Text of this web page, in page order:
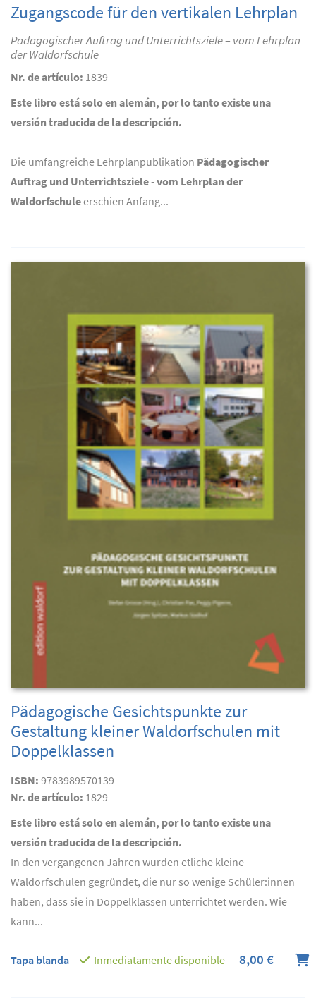
Zugangscode für den vertikalen Lehrplan
Pädagogischer Auftrag und Unterrichtsziele – vom Lehrplan
der Waldorfschule
Nr. de artículo: 1839
Este libro está solo en alemán, por lo tanto existe una
versión traducida de la descripción.
Die umfangreiche Lehrplanpublikation Pädagogischer
Auftrag und Unterrichtsziele - vom Lehrplan der
Waldorfschuleerschien Anfang...
Pädagogische Gesichtspunkte zur
Gestaltung kleiner Waldorfschulen mit
Doppelklassen
ISBN: 9783989570139
Nr. de artículo: 1829
Este libro está solo en alemán, por lo tanto existe una
versión traducida de la descripción.
In den vergangenen Jahren wurden etliche kleine
Waldorfschulen gegründet, die nur so wenige Schüler:innen
haben, dass sie in Doppelklassen unterrichtet werden. Wie
kann...
Tapa blanda Inmediatamente disponible 8,00 €